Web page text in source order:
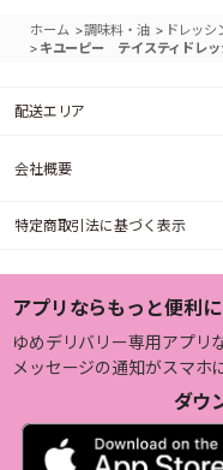
ホーム >調味料・油 > ドレッシ
> キユーピー テイスティドレ
配送エリア
会社概要
特定商取引法に基づく表示
アプリならもっと便利に
ゆめデリバリー専用アプリ
メッセージの通知がスマホ
ダウ